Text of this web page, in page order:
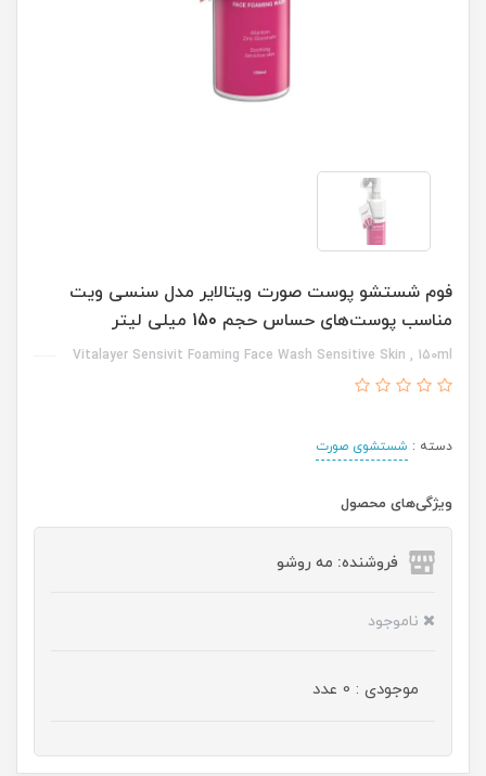
فوم شستشو پوست صورت ویتالایر مدل سنسی ویت
مناسب پوست‌های حساس حجم 150 میلی لیتر
Vitalayer Sensivit Foaming Face Wash Sensitive Skin , 150ml
دسته : شستشوی صورت
ویژگی‌های محصول
فروشنده: مه رو‌شو
ناموجود
موجودی : 0 عدد